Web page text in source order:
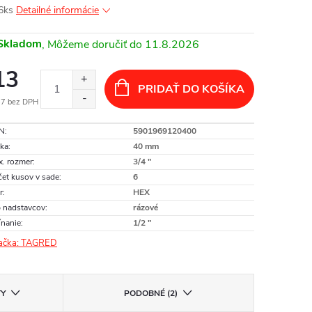
Detailné informácie
11.8.2026
bez DPH
PRIDAŤ DO KOŠÍKA
:
5901969120400
:
40 mm
rozmer:
3/4 "
kusov v sade:
6
:
HEX
nadstavcov:
rázové
: 1/2 "
TAGRED
PODOBNÉ (2)